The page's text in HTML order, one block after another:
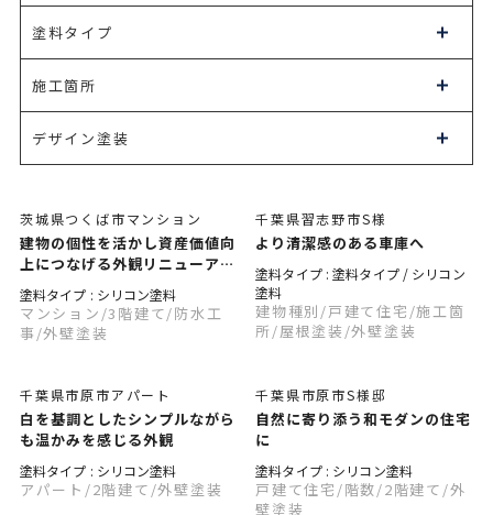
塗料タイプ
施工箇所
デザイン塗装
茨城県つくば市マンション
建物の個性を活かし資産価値向
上につなげる外観リニューアル
修繕工事
塗料タイプ : シリコン塗料
マンション /3階建て/防水工
事 /外壁塗装
千葉県習志野市S様
より清潔感のある車庫へ
塗料タイプ : 塗料タイプ / シリコン
塗料
建物種別 /戸建て住宅 /施工箇
所 /屋根塗装 /外壁塗装
千葉県市原市アパート
白を基調としたシンプルながら
も温かみを感じる外観
塗料タイプ : シリコン塗料
アパート /2階建て /外壁塗装
千葉県市原市S様邸
自然に寄り添う和モダンの住宅
に
塗料タイプ : シリコン塗料
戸建て住宅 /階数/2階建て /外
壁塗装